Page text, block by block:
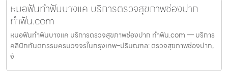
หมอฟันทำฟันบางแค บริการตรวจสุขภาพช่องปาก
ทำฟัน.com
หมอฟันทำฟันบางแค บริการตรวจสุขภาพช่องปาก ทำฟัน.com — บริการ
คลินิกทันตกรรมครบวงจรในกรุงเทพ–ปริมณฑล: ตรวจสุขภาพช่องปาก,
จั